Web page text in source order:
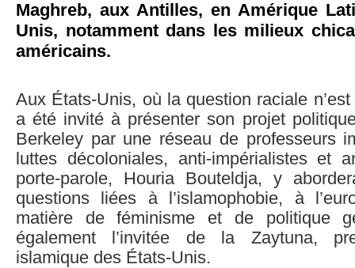
Maghreb, aux Antilles, en Amérique
Unis, notamment dans les milieux
américains.
Aux États-Unis, où la question raciale
a été invité à présenter son projet
Berkeley par une réseau de professeurs
luttes décoloniales, anti-impérialistes et
porte-parole, Houria Bouteldja, y
questions liées à l’islamophobie, à
matière de féminisme et de politique
également l’invitée de la Zaytuna,
islamique des États-Unis.